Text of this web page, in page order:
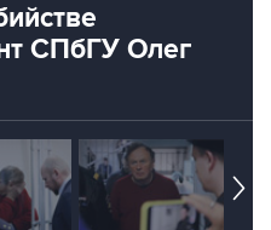
СПбГУ Олег